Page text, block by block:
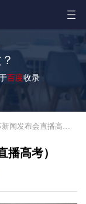
百度收录
发布会直播高考）
高考）